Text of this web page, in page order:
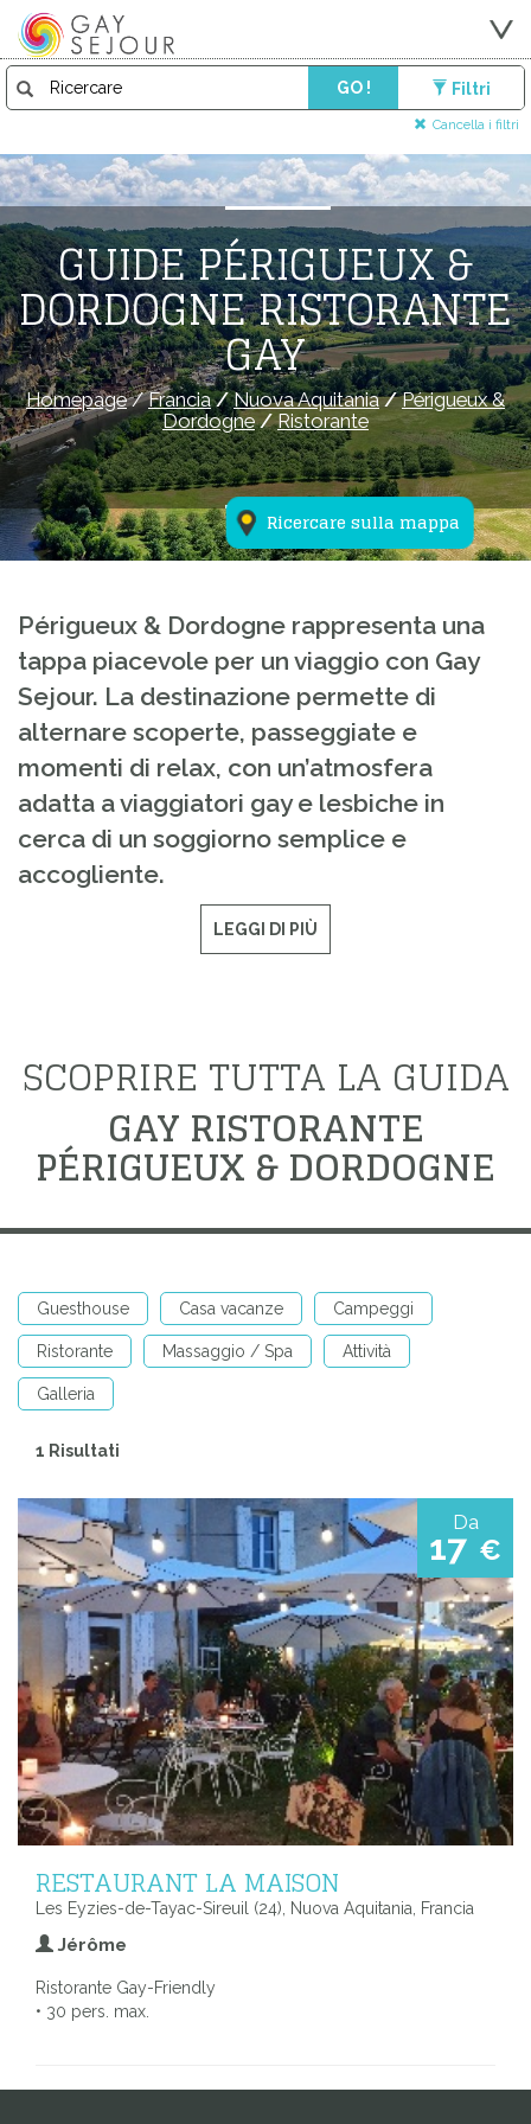
GO ! Filtri
Cancella i filtri
Ricercare sulla mappa
GUIDE PÉRIGUEUX &
DORDOGNE RISTORANTE
GAY
Homepage/Francia/Nuova Aquitania/Périgueux &
Dordogne/Ristorante
Périgueux & Dordogne rappresenta una
tappa piacevole per un viaggio con Gay
Sejour. La destinazione permette di
alternare scoperte, passeggiate e
momenti di relax, con un’atmosfera
adatta a viaggiatori gay e lesbiche in
cerca di un soggiorno semplice e
accogliente.
LEGGI DI PIÙ
SCOPRIRE TUTTA LA GUIDA
GAY RISTORANTE
PÉRIGUEUX & DORDOGNE
Guesthouse Casa vacanze Campeggi
Ristorante Massaggio / Spa Attività
Galleria
1 Risultati
Da
17 €
RESTAURANT LA MAISON
Les Eyzies-de-Tayac-Sireuil (24), Nuova Aquitania, Francia
Jérôme
Ristorante Gay-Friendly
• 30 pers. max.